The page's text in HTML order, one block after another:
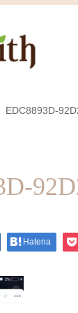
EDC8893D-
Hatena